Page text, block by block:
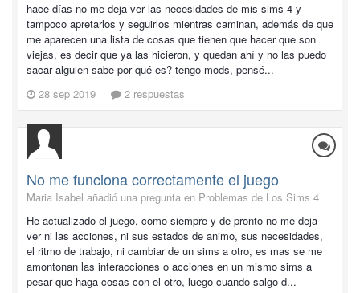
hace días no me deja ver las necesidades de mis sims 4 y
tampoco apretarlos y seguirlos mientras caminan, además de que
me aparecen una lista de cosas que tienen que hacer que son
viejas, es decir que ya las hicieron, y quedan ahí y no las puedo
sacar alguien sabe por qué es? tengo mods, pensé...
28 sep 2019
2 respuestas
No me funciona correctamente el juego
Maria Isabel añadió una pregunta en Problemas de Los Sims 4
He actualizado el juego, como siempre y de pronto no me deja
ver ni las acciones, ni sus estados de animo, sus necesidades,
el ritmo de trabajo, ni cambiar de un sims a otro, es mas se me
amontonan las interacciones o acciones en un mismo sims a
pesar que haga cosas con el otro, luego cuando salgo d...